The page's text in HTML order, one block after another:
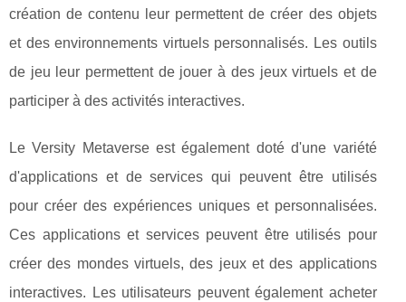
création de contenu leur permettent de créer des objets
et des environnements virtuels personnalisés. Les outils
de jeu leur permettent de jouer à des jeux virtuels et de
participer à des activités interactives.
Le Versity Metaverse est également doté d'une variété
d'applications et de services qui peuvent être utilisés
pour créer des expériences uniques et personnalisées.
Ces applications et services peuvent être utilisés pour
créer des mondes virtuels, des jeux et des applications
interactives. Les utilisateurs peuvent également acheter